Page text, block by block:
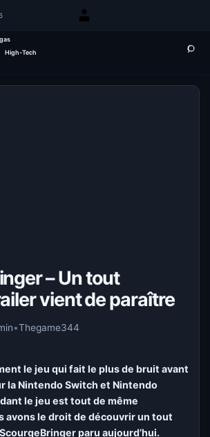
High-Tech
– Un tout
vient de paraître
•Thegame344
le jeu qui fait le plus de bruit avant
la Nintendo Switch et Nintendo
le jeu est tout de même
avons le droit de découvrir un tout
paru aujourd’hui.